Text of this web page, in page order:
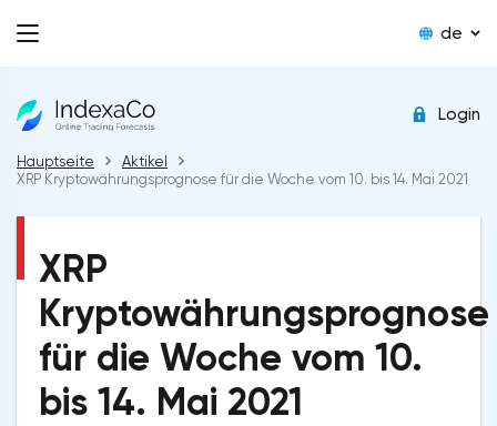
de
Login
Hauptseite
Aktikel
XRP Kryptowährungsprognose für die Woche vom 10. bis 14. Mai 2021
XRP
Kryptowährungsprognose
für die Woche vom 10.
bis 14. Mai 2021